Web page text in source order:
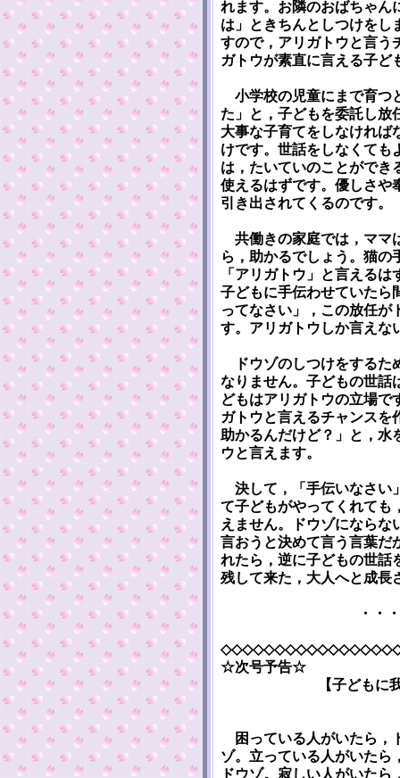
れます。お隣のおばちゃん
は」ときちんとしつけをし
すので，アリガトウと言う
ガトウが素直に言える子ど
小学校の児童にまで育つ
た」と，子どもを委託し放
大事な子育てをしなければ
けです。世話をしなくても
は，たいていのことができ
使えるはずです。優しさや
引き出されてくるのです。
共働きの家庭では，ママ
ら，助かるでしょう。猫の
「アリガトウ」と言える
子どもに手伝わせていたら
ってなさい」，この放任が
す。アリガトウしか言えな
ドウゾのしつけをするた
なりません。子どもの世話
どもはアリガトウの立場で
ガトウと言えるチャンスを
助かるんだけど？」と，水
ウと言えます。
決して，「手伝いなさい
て子どもがやってくれても
えません。ドウゾにならな
言おうと決めて言う言葉だ
れたら，逆に子どもの世話
残して来た，大人へと成長
・・
☆次号予告☆
【子どもに
困っている人がいたら，
ゾ。立っている人がいたら
ドウゾ。寂しい人がいた